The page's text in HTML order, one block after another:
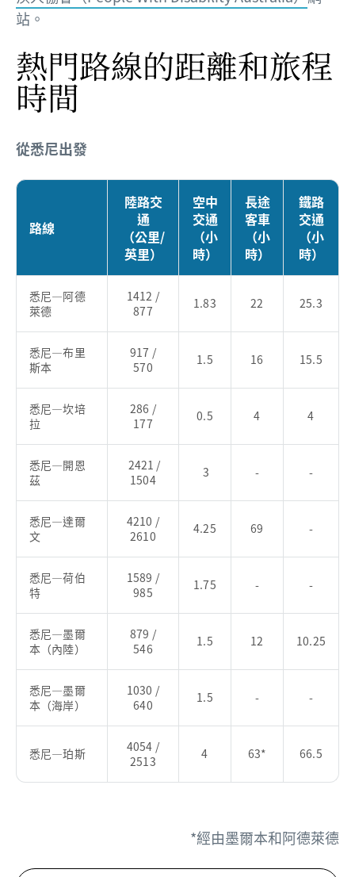
站。
熱門路線的距離和旅程
時間
從悉尼出發
路線
陸路交
通
（公里/
英里）
空中
交通
（小
時）
長途
客車
（小
時）
鐵路
交通
（小
時）
悉尼—阿德
萊德
1412 /
877
1.83 22 25.3
悉尼—布里
斯本
917 /
570
1.5 16 15.5
悉尼—坎培
拉
286 /
177
0.5 4 4
悉尼—開恩
茲
2421 /
1504
3 - -
悉尼—達爾
文
4210 /
2610
4.25 69 -
悉尼—荷伯
特
1589 /
985
1.75 - -
悉尼—墨爾
本（內陸）
879 /
546
1.5 12 10.25
悉尼—墨爾
本（海岸）
1030 /
640
1.5 - -
悉尼—珀斯
4054 /
2513
4 63* 66.5
*經由墨爾本和阿德萊德